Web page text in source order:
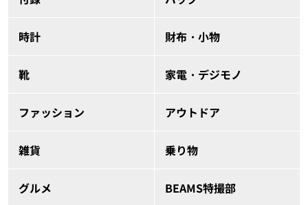
時計 財布・小物
靴 家電・デジモノ
ファッション アウトドア
雑貨 乗り物
グルメ BEAMS特撮部